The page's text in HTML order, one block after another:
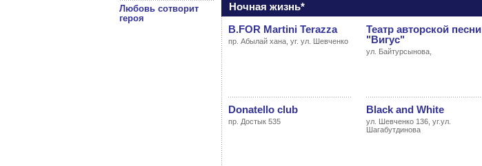
Любовь сотворит
героя
Ночная жизнь*
B.FOR Martini Terazza
пр. Абылай хана, уг. ул. Шевченко
Театр авторской песни
"Вигус"
ул. Байтурсынова,
Donatello club
пр. Достык 535
Black and White
ул. Шевченко 136, уг.ул.
Шагабутдинова